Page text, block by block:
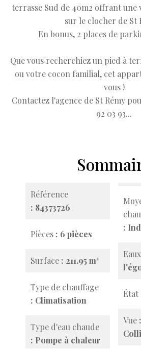
terrasse Sud de 40m2 offrant une
sur le clocher de St
En bonus, 2 places de
Que vous recherchiez un pied à
ou votre cocon familial, cet
vous !
Contactez l'agence de St Rémy
92 03 93...
Référence
84373726
Pièces 6 pièces
Surface 211.95 m²
Type de chauffage
Climatisation
Type d'eau chaude
Pompe à chaleur
État
Vue